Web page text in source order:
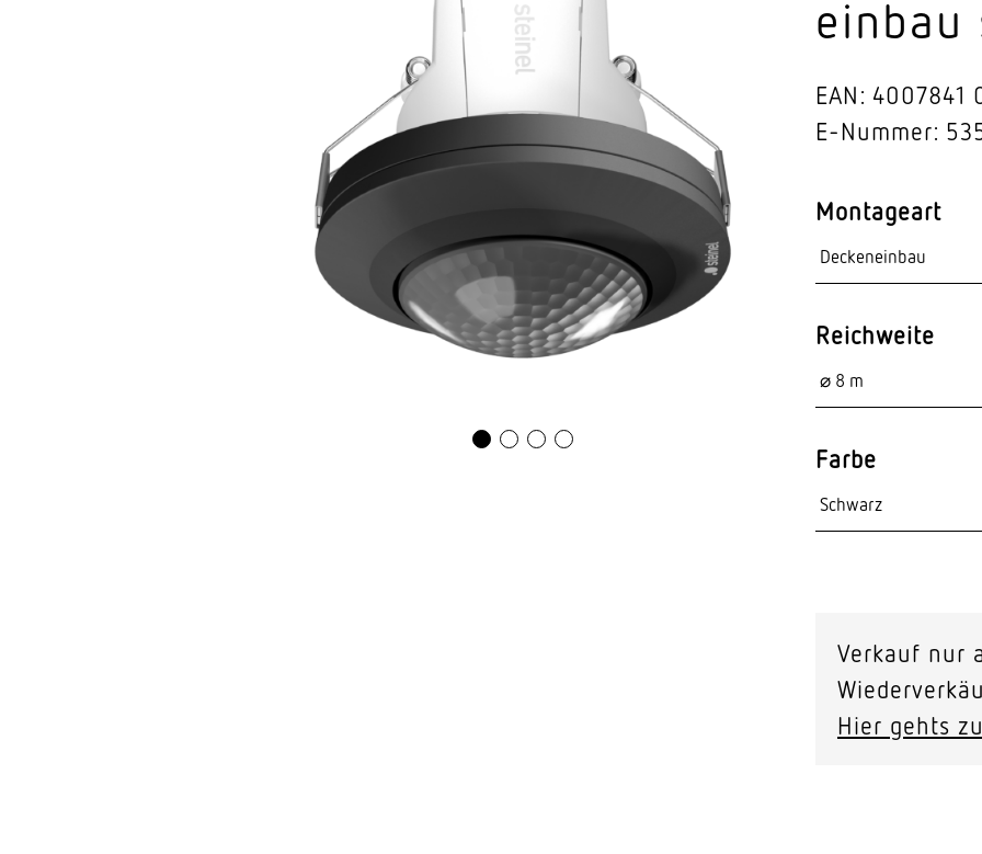
Wand­leuchten
System­kom­po­nenten
Video-Sensorik
einbau
EAN: 4007841
E-Nummer:
Montageart
Reichweite
Farbe
Verkauf nur
Hier gehts